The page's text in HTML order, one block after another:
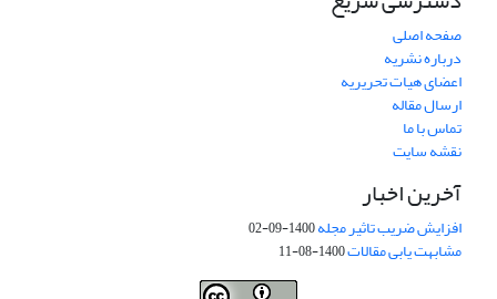
صفحه اصلی
درباره نشریه
اعضای هیات تحریریه
ارسال مقاله
تماس با ما
نقشه سایت
آخرین اخبار
افزایش ضریب تاثیر مجله1400-09-02
مشابهت یابی مقالات1400-08-11